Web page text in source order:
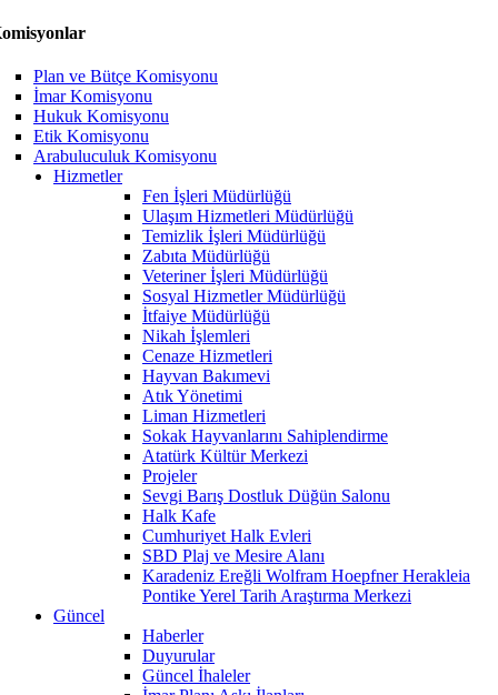
Plan ve Bütçe Komisyonu
İmar Komisyonu
Hukuk Komisyonu
Etik Komisyonu
Arabuluculuk Komisyonu
Hizmetler
Fen İşleri Müdürlüğü
Ulaşım Hizmetleri Müdürlüğü
Temizlik İşleri Müdürlüğü
Zabıta Müdürlüğü
Veteriner İşleri Müdürlüğü
Sosyal Hizmetler Müdürlüğü
İtfaiye Müdürlüğü
Nikah İşlemleri
Cenaze Hizmetleri
Hayvan Bakımevi
Atık Yönetimi
Liman Hizmetleri
Sokak Hayvanlarını Sahiplendirme
Atatürk Kültür Merkezi
Projeler
Sevgi Barış Dostluk Düğün Salonu
Halk Kafe
Cumhuriyet Halk Evleri
SBD Plaj ve Mesire Alanı
Karadeniz Ereğli Wolfram Hoepfner Herakleia
Pontike Yerel Tarih Araştırma Merkezi
Güncel
Haberler
Duyurular
Güncel İhaleler